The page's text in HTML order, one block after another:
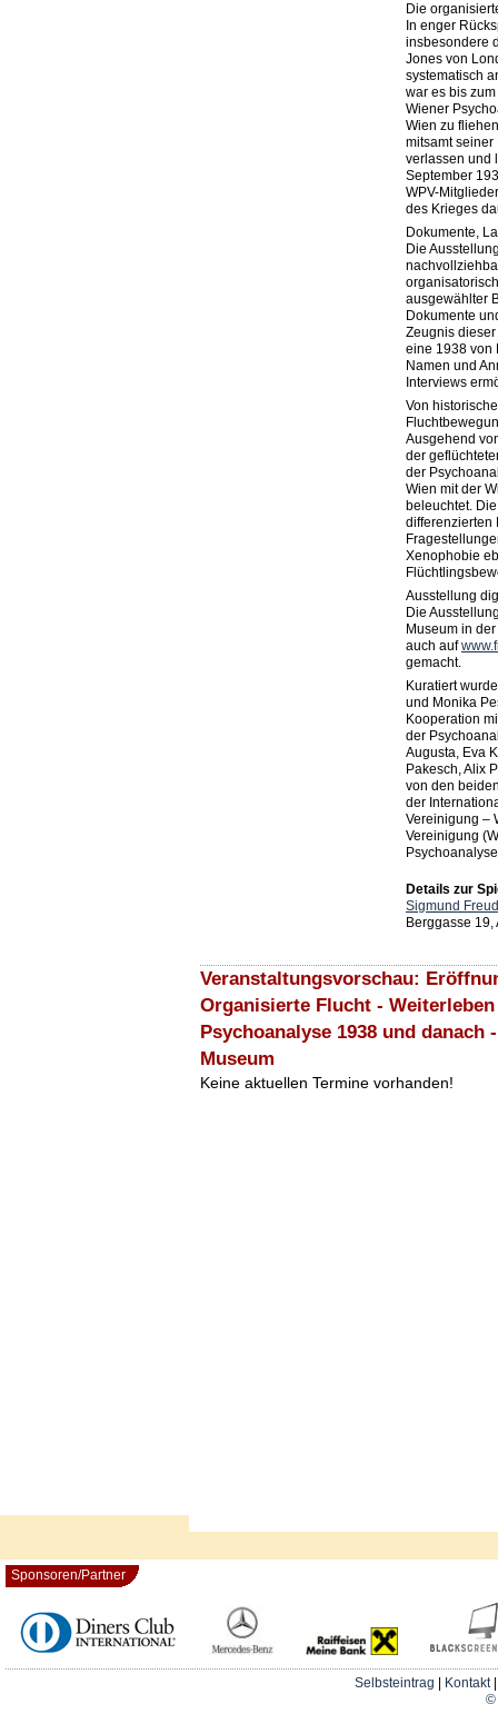
Die
In enger
insbesondere
Jones von
systematisch
war es bis
Wiener
Wien zu
mitsamt seiner
verlassen und
September
WPV-
des Krieges
Dokumente,
Die
ausgewählter
Dokumente
Zeugnis
eine 1938 von
Namen und
Interviews
Von
Ausgehend
der
der
Wien mit der
beleuchtet.
differenzierten
Xenophobie
Ausstellung
Die
Museum in
auch auf
gemacht.
Kuratiert
und Monika
Kooperation
der
Augusta, Eva
Pakesch, Alix
von den
der
Vereinigung –
Vereinigung
Details zur
Sigmund
Berggasse 19,
Veranstaltungsvorschau:
Organisierte Flucht -
Psychoanalyse 1938 und danach
Museum
Keine aktuellen Termine vorhanden!
Sponsoren/Partner
Selbsteintrag Kontakt
©